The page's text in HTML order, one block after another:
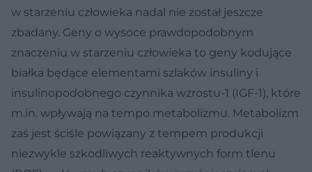
w starzeniu człowieka nadal nie został jeszcze
zbadany. Geny o wysoce prawdopodobnym
znaczeniu w starzeniu człowieka to geny kodujące
białka będące elementami szlaków insuliny i
insulinopodobnego czynnika wzrostu-1 (IGF-1), które
m.in. wpływają na tempo metabolizmu. Metabolizm
zaś jest ściśle powiązany z tempem produkcji
niezwykle szkodliwych reaktywnych form tlenu